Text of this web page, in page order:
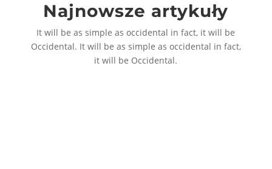
Najnowsze artykuły
It will be as simple as occidental in fact, it will be
Occidental. It will be as simple as occidental in fact,
it will be Occidental.